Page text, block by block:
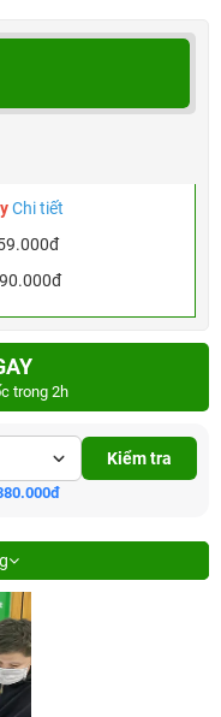
Chi tiết
trong 2h
Kiểm tra